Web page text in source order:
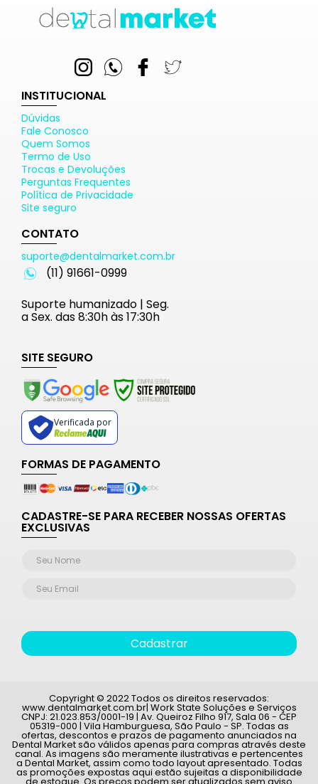
INSTITUCIONAL
Dúvidas
Fale Conosco
Quem Somos
Termo de Uso
Trocas e Devoluções
Perguntas Frequentes
Política de Privacidade
Site seguro
CONTATO
suporte@dentalmarket.com.br
(11) 91661-0999
Suporte humanizado | Seg.
a Sex. das 8:30h às 17:30h
SITE SEGURO
Verificada por
FORMAS DE PAGAMENTO
CADASTRE-SE PARA RECEBER NOSSAS OFERTAS
EXCLUSIVAS
Cadastrar
Copyright © 2022 Todos os direitos reservados:
www.dentalmarket.com.br| Work State Soluções e Serviços
CNPJ: 21.023.853/0001-19 | Av. Queiroz Filho 917, Sala 06 - CEP
05319-000 | Vila Hamburguesa, São Paulo - SP. Todas as
ofertas, descontos e prazos de pagamento anunciados na
Dental Market são válidos apenas para compras através deste
canal. As imagens são meramente ilustrativas e pertencentes
a Dental Market, assim como todo layout apresentado. Todas
as promoções expostas aqui estão sujeitas a disponibilidade